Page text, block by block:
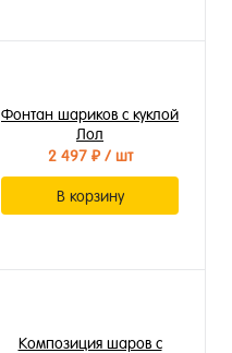
Фонтан шариков с куклой
Лол
2 497 ₽/ шт
В корзину
Композиция шаров с